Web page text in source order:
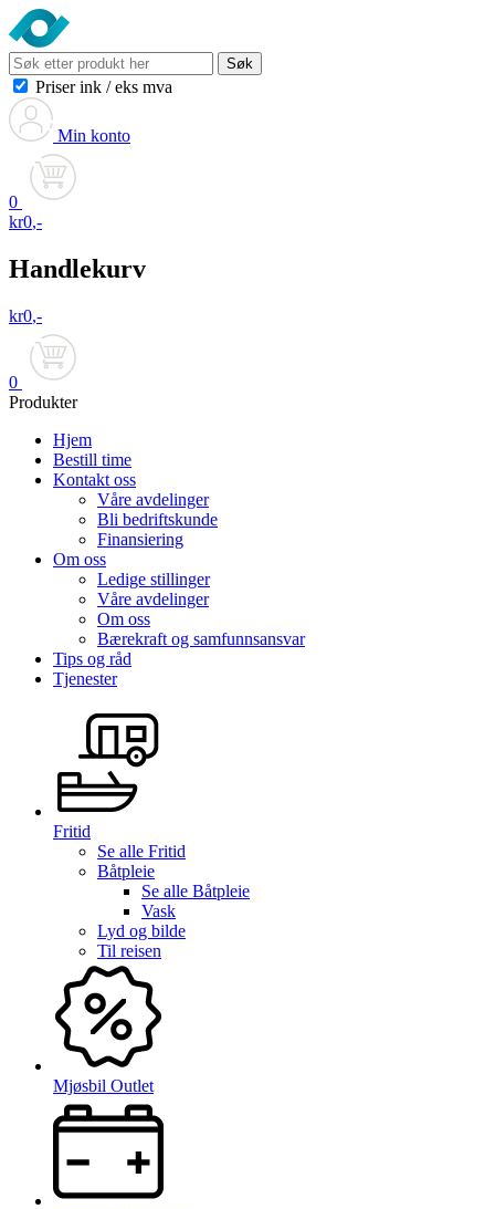
Søk
Priser ink / eks mva
Min konto
0
kr0,-
Handlekurv
kr0,-
0
Produkter
Hjem
Bestill time
Kontakt oss
Våre avdelinger
Bli bedriftskunde
Finansiering
Om oss
Ledige stillinger
Våre avdelinger
Om oss
Bærekraft og samfunnsansvar
Tips og råd
Tjenester
Fritid
Se alle Fritid
Båtpleie
Se alle Båtpleie
Vask
Lyd og bilde
Til reisen
Mjøsbil Outlet